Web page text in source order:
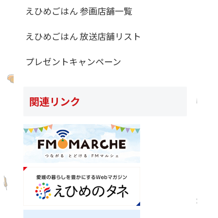
えひめごはん 参画店舗一覧
えひめごはん 放送店舗リスト
プレゼントキャンペーン
関連リンク